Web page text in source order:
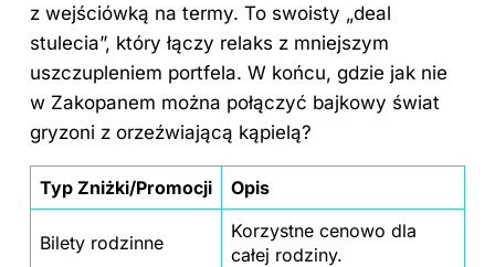
z wejściówką na termy. To swoisty „deal
stulecia”, który łączy relaks z mniejszym
uszczupleniem portfela. W końcu, gdzie jak nie
w Zakopanem można połączyć bajkowy świat
gryzoni z orzeźwiającą kąpielą?
Typ Zniżki/Promocji Opis
Bilety rodzinne
Korzystne cenowo dla
całej rodziny.